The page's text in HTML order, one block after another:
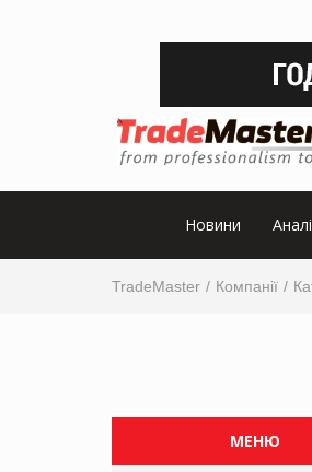
Новини
TradeMaster Компанії
МЕНЮ